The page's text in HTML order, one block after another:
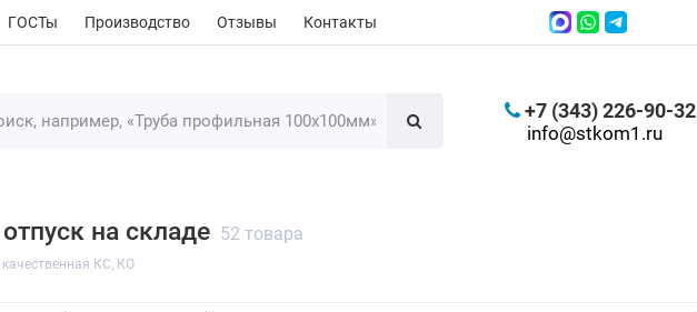
ГОСТы Производство Отзывы Контакты
+7 (343) 226-90-32
info@stkom1.ru
на складе 52 товара
КС, КО